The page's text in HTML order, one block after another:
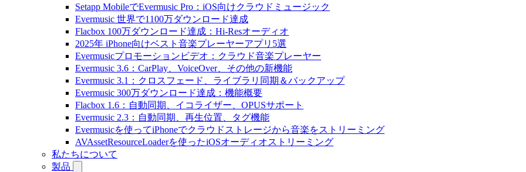
Setapp MobileでEvermusic Pro：iOS向けクラウドミュージック
Evermusic 世界で1100万ダウンロード達成
Flacbox 100万ダウンロード達成：Hi-Resオーディオ
2025年 iPhone向けベスト音楽プレーヤーアプリ5選
Evermusicプロモーションビデオ：クラウド音楽プレーヤー
Evermusic 3.6：CarPlay、VoiceOver、その他の新機能
Evermusic 3.1：クロスフェード、ライブラリ同期＆バックアップ
Evermusic 300万ダウンロード達成：機能概要
Flacbox 1.6：自動同期、イコライザー、OPUSサポート
Evermusic 2.3：自動同期、再生位置、タグ機能
Evermusicを使ってiPhoneでクラウドストレージから音楽をストリーミング
AVAssetResourceLoaderを使ったiOSオーディオストリーミング
私たちについて
製品